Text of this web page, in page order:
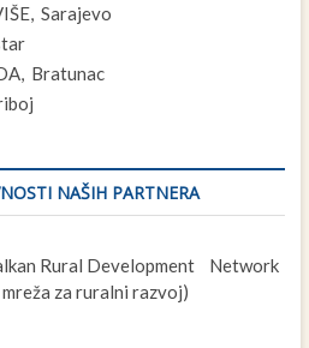
Sarajevo
Bratunac
NAŠIH PARTNERA
Rural Development Network
za ruralni razvoj)